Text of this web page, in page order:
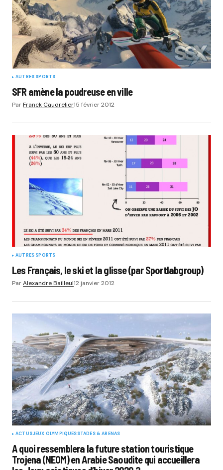
AUTRES SPORTS
SFR amène la poudreuse en ville
ParFranck Caudrelier15 février 2012
AUTRES SPORTS
Les Français, le ski et la glisse (par Sportlabgroup)
ParAlexandre Bailleul12 janvier 2012
ACTUSJEUX OLYMPIQUESSTADES & ARENAS
A quoi ressemblera la future station touristique
Trojena (NEOM) en Arabie Saoudite qui accueillera